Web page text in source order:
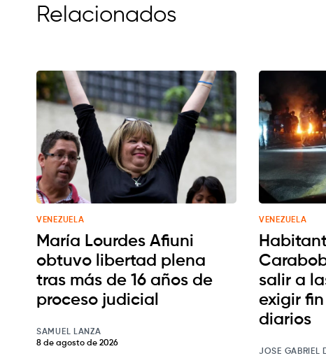
Relacionados
VENEZUELA
María Lourdes Afiuni
obtuvo libertad plena
tras más de 16 años de
proceso judicial
SAMUEL LANZA
8 de agosto de 2026
VENEZUELA
salir a
exigir
diarios
JOSE GABRIEL